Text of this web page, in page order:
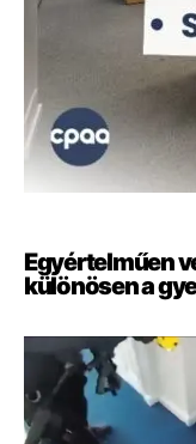
Egyértelműen
különösen a